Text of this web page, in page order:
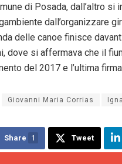
di Posada, dall’altro si
dall’organizzare
delle canoe finisce
dove si affermava che il
del 2017 e l’ultima
Giovanni Maria Corrias
Share 1 Tweet